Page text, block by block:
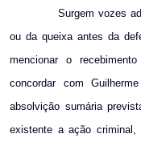
Surgem vozes
ou da queixa antes da
mencionar o
concordar com
absolvição sumária
existente a ação